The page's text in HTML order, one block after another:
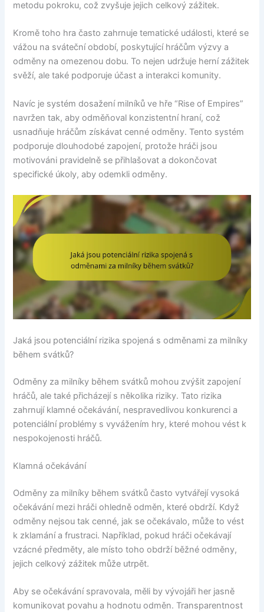
metodu pokroku, což zvyšuje jejich celkový zážitek.
Kromě toho hra často zahrnuje tematické události, které se
vážou na sváteční období, poskytující hráčům výzvy a
odměny na omezenou dobu. To nejen udržuje herní zážitek
svěží, ale také podporuje účast a interakci komunity.
Navíc je systém dosažení milníků ve hře “Rise of Empires”
navržen tak, aby odměňoval konzistentní hraní, což
usnadňuje hráčům získávat cenné odměny. Tento systém
podporuje dlouhodobé zapojení, protože hráči jsou
motivováni pravidelně se přihlašovat a dokončovat
specifické úkoly, aby odemkli odměny.
Jaká jsou potenciální rizika spojená s odměnami za milníky
během svátků?
Odměny za milníky během svátků mohou zvýšit zapojení
hráčů, ale také přicházejí s několika riziky. Tato rizika
zahrnují klamné očekávání, nespravedlivou konkurenci a
potenciální problémy s vyvážením hry, které mohou vést k
nespokojenosti hráčů.
Klamná očekávání
Odměny za milníky během svátků často vytvářejí vysoká
očekávání mezi hráči ohledně odměn, které obdrží. Když
odměny nejsou tak cenné, jak se očekávalo, může to vést
k zklamání a frustraci. Například, pokud hráči očekávají
vzácné předměty, ale místo toho obdrží běžné odměny,
jejich celkový zážitek může utrpět.
Aby se očekávání spravovala, měli by vývojáři her jasně
komunikovat povahu a hodnotu odměn. Transparentnost